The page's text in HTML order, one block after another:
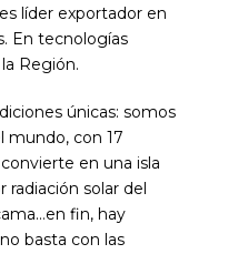
líder exportador en
En tecnologías
Región.
únicas: somos
mundo, con 17
en una isla
solar del
fin, hay
basta con las